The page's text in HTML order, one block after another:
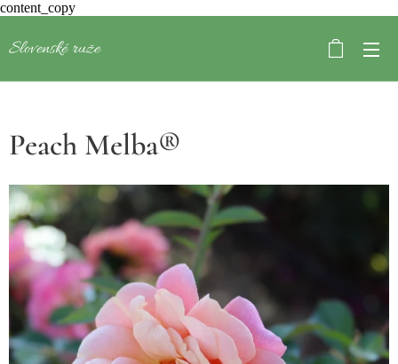
content_copy
Slovenské ruže
Peach Melba®